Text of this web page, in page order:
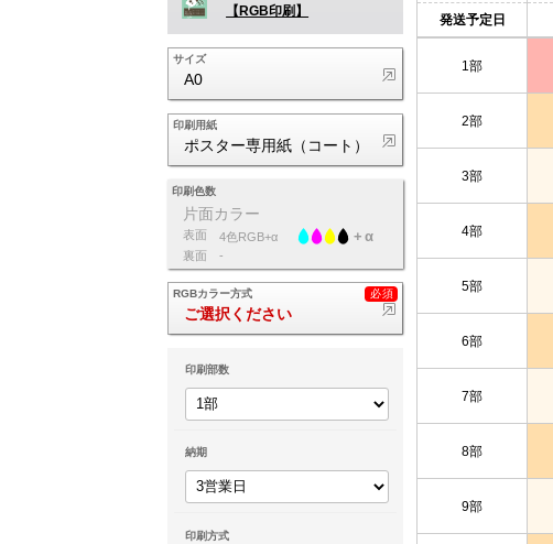
【RGB印刷】
サイズ
A0
印刷用紙
ポスター専用紙（コート）
印刷色数
片面カラー
表面
4色RGB+α
裏面
-
RGBカラー方式
ご選択ください
印刷部数
納期
印刷方式
発送予定日
1部
2部
3部
4部
5部
6部
7部
8部
9部